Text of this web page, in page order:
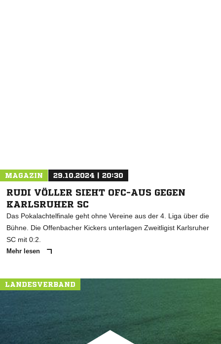
MAGAZIN 29.10.2024 | 20:30
RUDI VÖLLER SIEHT OFC-AUS GEGEN
KARLSRUHER SC
Das Pokalachtelfinale geht ohne Vereine aus der 4. Liga über die
Bühne. Die Offenbacher Kickers unterlagen Zweitligist Karlsruher
SC mit 0:2.
Mehr lesen
LANDESVERBAND